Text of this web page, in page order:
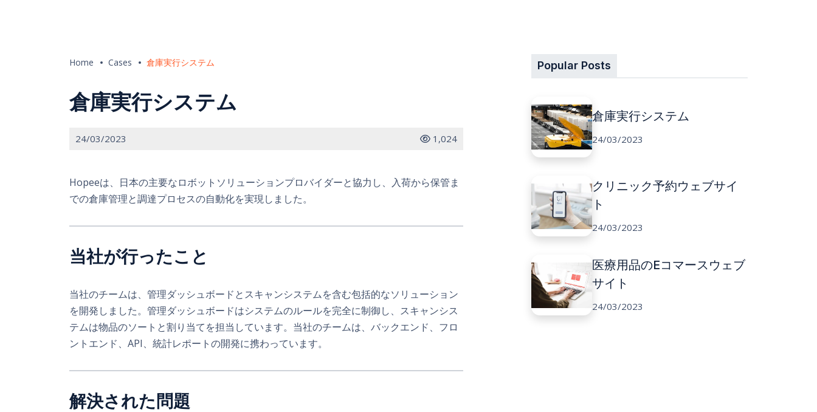
Home Cases 倉庫実行システム
倉庫実行システム
24/03/2023 1,024
Hopeeは、日本の主要なロボットソリューションプロバイダーと協力し、入荷から保管ま
での倉庫管理と調達プロセスの自動化を実現しました。
当社が行ったこと
当社のチームは、管理ダッシュボードとスキャンシステムを含む包括的なソリューション
を開発しました。管理ダッシュボードはシステムのルールを完全に制御し、スキャンシス
テムは物品のソートと割り当てを担当しています。当社のチームは、バックエンド、フロ
ントエンド、API、統計レポートの開発に携わっています。
解決された問題
Popular Posts
倉庫実行システム
24/03/2023
クリニック予約ウェブサイ
ト
24/03/2023
医療用品のEコマースウェブ
サイト
24/03/2023